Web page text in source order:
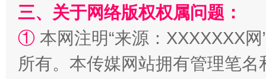
三、关于网络版权权属问题：
① 本网注明“来源：XXXXXXX
所有。本传媒网站拥有管理笔